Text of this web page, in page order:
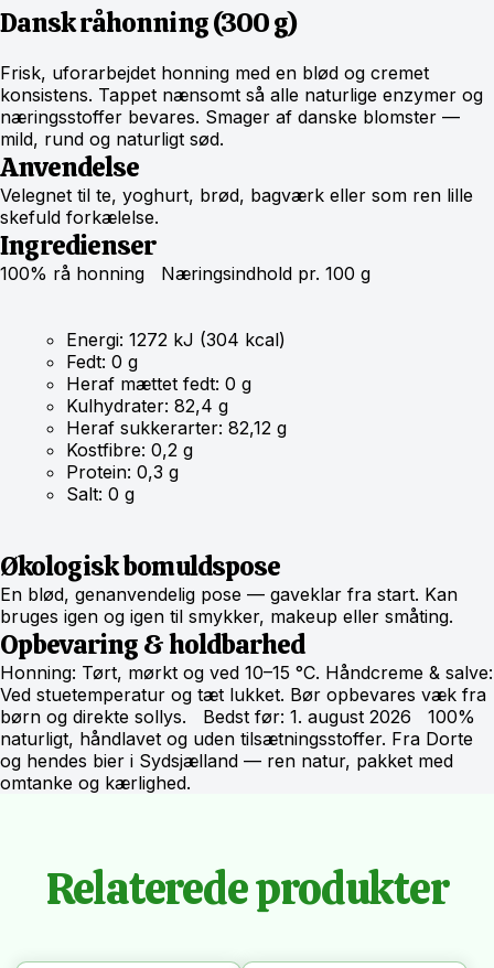
Dansk råhonning (300 g)
Frisk, uforarbejdet honning med en blød og cremet
konsistens. Tappet nænsomt så alle naturlige enzymer og
næringsstoffer bevares. Smager af danske blomster —
mild, rund og naturligt sød.
Anvendelse
Velegnet til te, yoghurt, brød, bagværk eller som ren lille
skefuld forkælelse.
Ingredienser
100% rå honning Næringsindhold pr. 100 g
Energi: 1272 kJ (304 kcal)
Fedt: 0 g
Heraf mættet fedt: 0 g
Kulhydrater: 82,4 g
Heraf sukkerarter: 82,12 g
Kostfibre: 0,2 g
Protein: 0,3 g
Salt: 0 g
Økologisk bomuldspose
En blød, genanvendelig pose — gaveklar fra start. Kan
bruges igen og igen til smykker, makeup eller småting.
Opbevaring & holdbarhed
Honning: Tørt, mørkt og ved 10–15 °C. Håndcreme & salve:
Ved stuetemperatur og tæt lukket. Bør opbevares væk fra
børn og direkte sollys. Bedst før: 1. august 2026 100%
naturligt, håndlavet og uden tilsætningsstoffer. Fra Dorte
og hendes bier i Sydsjælland — ren natur, pakket med
omtanke og kærlighed.
Relaterede produkter